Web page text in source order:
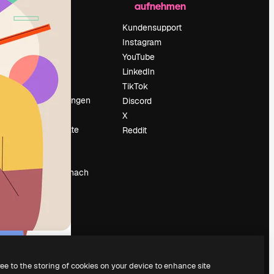
Über uns
Karriere
Suchtrends
Blog
Veranstaltungen
Slidesgo
Deine Inhalte
Suchst du nach
magnific.ai
aufnehmen
Kundensupport
Instagram
YouTube
LinkedIn
TikTok
Discord
X
Reddit
to the storing of cookies on your device to enhance site